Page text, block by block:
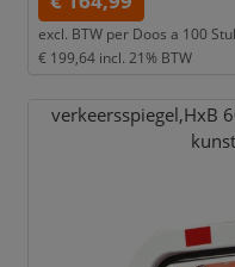
excl. BTW per Doos a 100
€ 199,64 incl. 21% BTW
verkeersspiegel,HxB